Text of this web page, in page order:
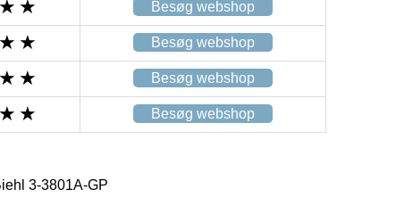
Besøg webshop
Besøg webshop
Besøg webshop
Besøg webshop
3-3801A-GP